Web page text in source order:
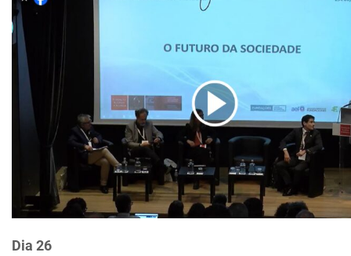
Dia 26